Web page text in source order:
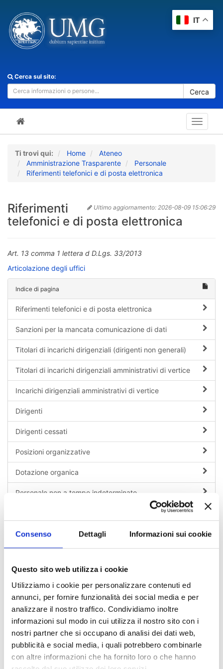
Consenso Dettagli Informazioni sui cookie
Questo sito web utilizza i cookie
Utilizziamo i cookie per personalizzare contenuti ed
annunci, per fornire funzionalità dei social media e per
analizzare il nostro traffico. Condividiamo inoltre
informazioni sul modo in cui utilizza il nostro sito con i
nostri partner che si occupano di analisi dei dati web,
pubblicità e social media, i quali potrebbero combinarle
con altre informazioni che ha fornito loro o che hanno
Cerca sul sito:
Cerca
Toggle
Ti trovi qui: Home
Ateneo
Amministrazione Trasparente
Personale
Riferimenti telefonici e di posta elettronica
Ultimo aggiornamento: 2026-08-09 15:06:29
Riferimenti
telefonici e di posta elettronica
Art. 13 comma 1 lettera d D.Lgs. 33/2013
Articolazione degli uffici
Indice di pagina
Riferimenti telefonici e di posta elettronica
Sanzioni per la mancata comunicazione di dati
Titolari di incarichi dirigenziali (dirigenti non generali)
Titolari di incarichi dirigenziali amministrativi di vertice
Incarichi dirigenziali amministrativi di vertice
Dirigenti
Dirigenti cessati
Posizioni organizzative
Dotazione organica
Personale non a tempo indeterminato
Incarichi conferiti e autorizzati ai dipendenti (Dirigenti e
Contrattazione integrativa
OIV
Chi sei? Naviga il sito per profilo
Futuro Studente
IT